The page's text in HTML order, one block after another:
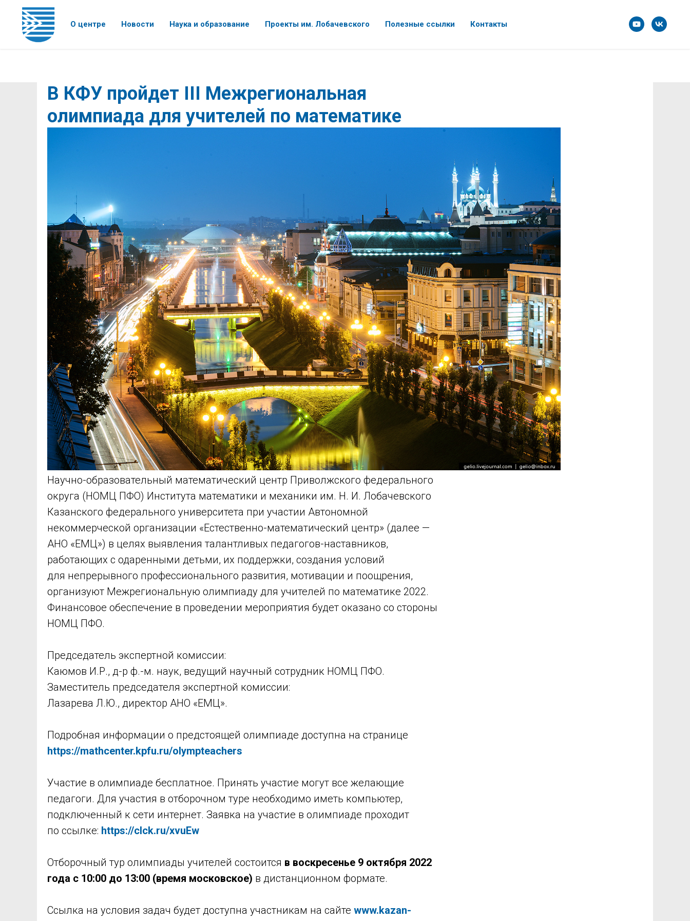
О центре Новости Наука и образование Проекты им. Лобачевского Полезные ссылки Контакты
В КФУ пройдет III Межрегиональная
олимпиада для учителей по математике
Научно-образовательный математический центр Приволжского федерального
округа (НОМЦ ПФО) Института математики и механики им. Н. И. Лобачевского
Казанского федерального университета при участии Автономной
некоммерческой организации «Естественно-математический центр» (далее —
АНО «ЕМЦ») в целях выявления талантливых педагогов-наставников,
работающих с одаренными детьми, их поддержки, создания условий
для непрерывного профессионального развития, мотивации и поощрения,
организуют Межрегиональную олимпиаду для учителей по математике 2022.
Финансовое обеспечение в проведении мероприятия будет оказано со стороны
НОМЦ ПФО.
Председатель экспертной комиссии:
Каюмов И.Р., д-р ф.-м. наук, ведущий научный сотрудник НОМЦ ПФО.
Заместитель председателя экспертной комиссии:
Лазарева Л.Ю., директор АНО «ЕМЦ».
Подробная информации о предстоящей олимпиаде доступна на странице
https://mathcenter.kpfu.ru/olympteachers
Участие в олимпиаде бесплатное. Принять участие могут все желающие
педагоги. Для участия в отборочном туре необходимо иметь компьютер,
подключенный к сети интернет. Заявка на участие в олимпиаде проходит
по ссылке: https://clck.ru/xvuEw
Отборочный тур олимпиады учителей состоится в воскресенье 9 октября 2022
года с 10:00 до 13:00 (время московское) в дистанционном формате.
Ссылка на условия задач будет доступна участникам на сайте www.kazan-